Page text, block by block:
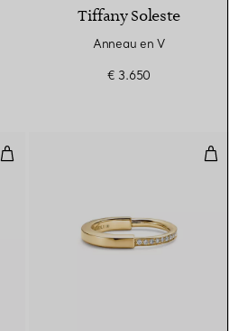
Tiffany Soleste
Anneau en V
€ 3.650
Anneau à superposer